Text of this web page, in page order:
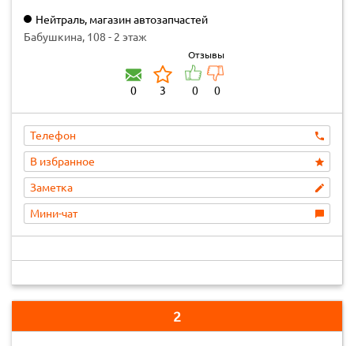
Нейтраль, магазин автозапчастей
Бабушкина, 108 - 2 этаж
0 3
Отзывы
0 0
Телефон
В избранное
Заметка
Мини-чат
2